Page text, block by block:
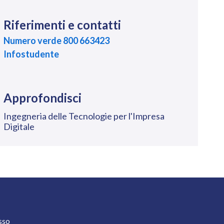
Riferimenti e contatti
Numero verde 800 663423
Infostudente
Approfondisci
Ingegneria delle Tecnologie per l'Impresa
Digitale